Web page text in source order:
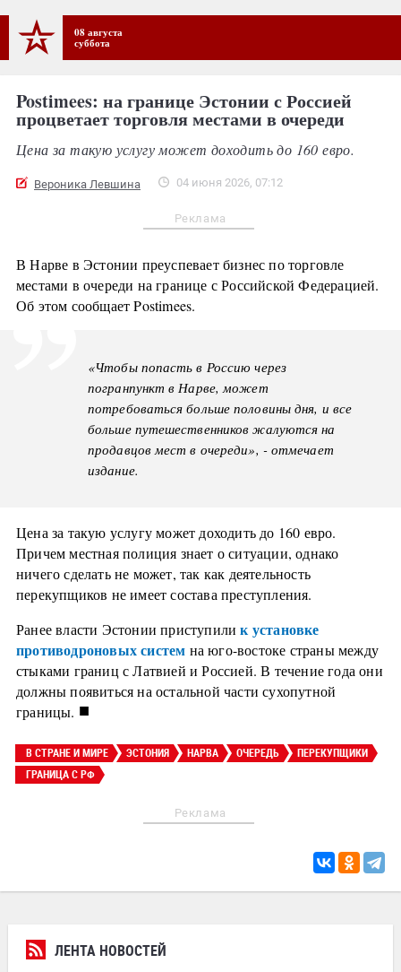
08 августа
суббота
ЛЕНТА НОВОСТЕЙ
Postimees: на границе Эстонии с Россией
процветает торговля местами в очереди
Цена за такую услугу может доходить до 160 евро.
Вероника Левшина 04 июня 2026, 07:12
Реклама
В Нарве в Эстонии преуспевает бизнес по торговле
местами в очереди на границе с Российской Федерацией.
Об этом сообщает Postimees.
«Чтобы попасть в Россию через
погранпункт в Нарве, может
потребоваться больше половины дня, и все
больше путешественников жалуются на
продавцов мест в очереди», - отмечает
издание.
Цена за такую услугу может доходить до 160 евро.
Причем местная полиция знает о ситуации, однако
ничего сделать не может, так как деятельность
перекупщиков не имеет состава преступления.
Ранее власти Эстонии приступилик установке
противодроновых систем на юго-востоке страны между
стыками границ с Латвией и Россией. В течение года они
должны появиться на остальной части сухопутной
границы. ■
В СТРАНЕ И МИРЕ ЭСТОНИЯ НАРВА ОЧЕРЕДЬ
ПЕРЕКУПЩИКИ
ГРАНИЦА С РФ
Реклама